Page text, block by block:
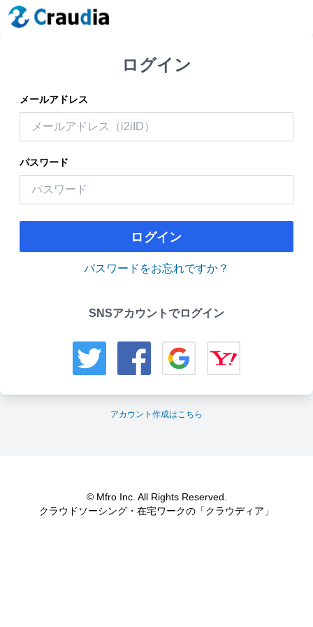
ログイン
メールアドレス
パスワード
ログイン
パスワードをお忘れですか？
SNSアカウントでログイン
アカウント作成はこちら
© Mfro Inc. All Rights Reserved.
クラウドソーシング・在宅ワークの「クラウディア」